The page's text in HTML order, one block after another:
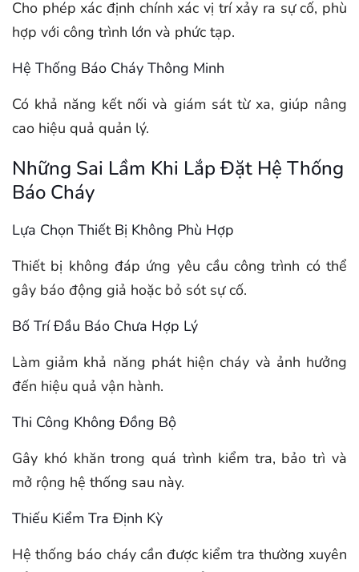
Cho phép xác định chính xác vị trí xảy ra sự cố, phù
hợp với công trình lớn và phức tạp.
Hệ Thống Báo Cháy Thông Minh
Có khả năng kết nối và giám sát từ xa, giúp nâng
cao hiệu quả quản lý.
Những Sai Lầm Khi Lắp Đặt Hệ Thống
Báo Cháy
Lựa Chọn Thiết Bị Không Phù Hợp
Thiết bị không đáp ứng yêu cầu công trình có thể
gây báo động giả hoặc bỏ sót sự cố.
Bố Trí Đầu Báo Chưa Hợp Lý
Làm giảm khả năng phát hiện cháy và ảnh hưởng
đến hiệu quả vận hành.
Thi Công Không Đồng Bộ
Gây khó khăn trong quá trình kiểm tra, bảo trì và
mở rộng hệ thống sau này.
Thiếu Kiểm Tra Định Kỳ
Hệ thống báo cháy cần được kiểm tra thường xuyên